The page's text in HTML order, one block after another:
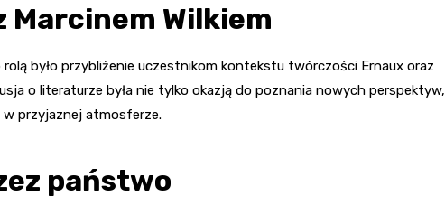
Wilkiem
było przybliżenie uczestnikom kontekstu twórczości Ernaux oraz
o literaturze była nie tylko okazją do poznania nowych perspektyw,
przyjaznej atmosferze.
państwo